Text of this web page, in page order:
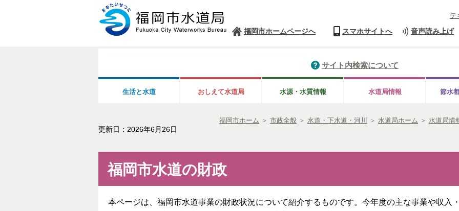
テ
福岡市ホームページへ
スマホサイトへ 音声読み上げ
サイト内検索について
生活と水道 おしえて水道局 水源・水質情報 水道局情報 節水
福岡市ホーム ＞ 市政全般 ＞ 水道・下水道・河川 ＞ 水道局ホーム ＞ 水道局情
更新日：2026年6月26日
福岡市水道の財政
本ページは、福岡市水道事業の財政状況について紹介するものです。今年度の主な事業や収入